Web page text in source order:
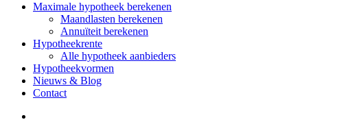
Maximale hypotheek berekenen
Maandlasten berekenen
Annuïteit berekenen
Hypotheekrente
Alle hypotheek aanbieders
Hypotheekvormen
Nieuws & Blog
Contact